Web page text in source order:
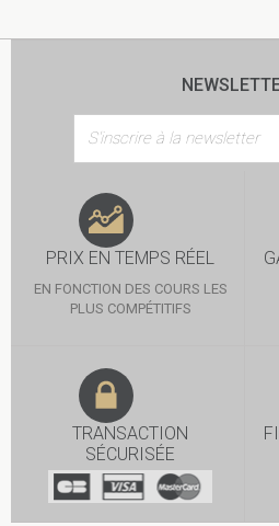
PRIX EN TEMPS RÉEL
EN FONCTION DES COURS LES
PLUS COMPÉTITIFS
TRANSACTION
SÉCURISÉE